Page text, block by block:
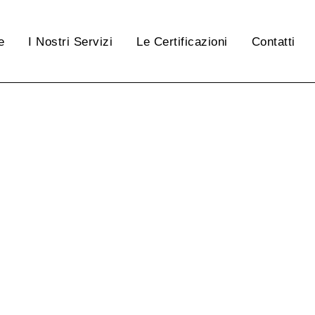
I Nostri Servizi Le Certificazioni Contatti